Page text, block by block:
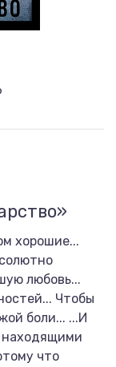
хорошие...
любовь...
Чтобы
боли... ...И
находящими
что